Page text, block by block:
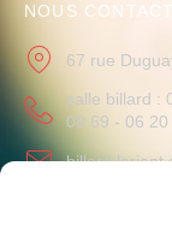
NOUS
67 rue
salle billard :
00 69 - 06